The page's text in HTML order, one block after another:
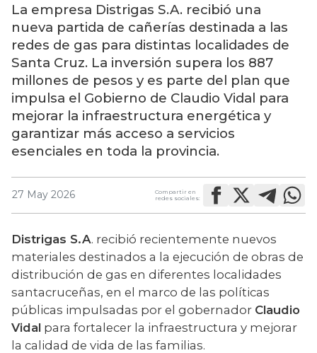
La empresa Distrigas S.A. recibió una
nueva partida de cañerías destinada a las
redes de gas para distintas localidades de
Santa Cruz. La inversión supera los 887
millones de pesos y es parte del plan que
impulsa el Gobierno de Claudio Vidal para
mejorar la infraestructura energética y
garantizar más acceso a servicios
esenciales en toda la provincia.
27 May 2026
Compartir en
redes sociales:
Distrigas S.A. recibió recientemente nuevos
materiales destinados a la ejecución de obras de
distribución de gas en diferentes localidades
santacruceñas, en el marco de las políticas
públicas impulsadas por el gobernador Claudio
Vidal para fortalecer la infraestructura y mejorar
la calidad de vida de las familias.